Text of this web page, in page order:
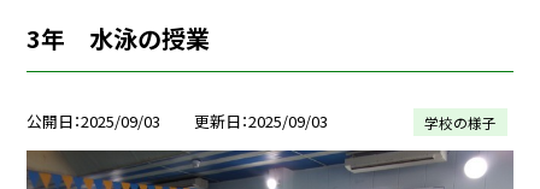
3年 水泳の授業
公開日 2025/09/03 更新日 2025/09/03 学校の様子